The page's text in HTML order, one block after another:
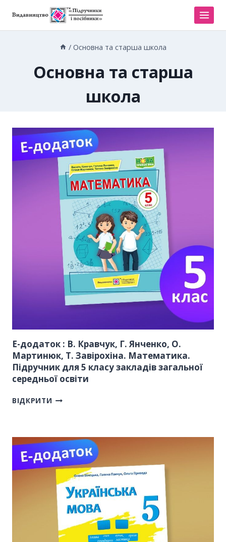
/ Основна та старша школа
Основна та старша
школа
Е-додаток : В. Кравчук, Г. Янченко, О.
Мартинюк, Т. Завірохіна. Математика.
Підручник для 5 класу закладів загальної
середньої освіти
ВІДКРИТИ